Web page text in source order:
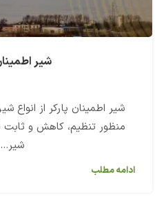
شیر
شیر اطمینان پارکر از انواع
منظور تنظیم، کاهش و
شیر...
ادامه مطلب